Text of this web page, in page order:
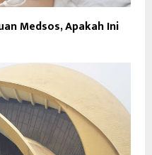
Medsos, Apakah Ini